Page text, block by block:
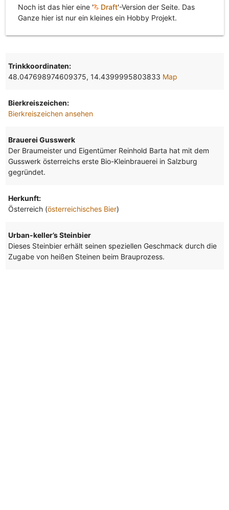
Noch ist das hier eine ' Draft'-Version der Seite. Das
Ganze hier ist nur ein kleines ein Hobby Projekt.
Trinkkoordinaten:
48.047698974609375, 14.4399995803833 Map
Bierkreiszeichen:
Bierkreiszeichen ansehen
Brauerei Gusswerk
Der Braumeister und Eigentümer Reinhold Barta hat mit dem
Gusswerk österreichs erste Bio-Kleinbrauerei in Salzburg
gegründet.
Herkunft:
Österreich (österreichisches Bier)
Urban-keller’s Steinbier
Dieses Steinbier erhält seinen speziellen Geschmack durch die
Zugabe von heißen Steinen beim Brauprozess.